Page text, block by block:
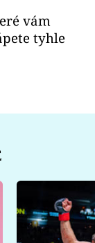
vám
tyhle